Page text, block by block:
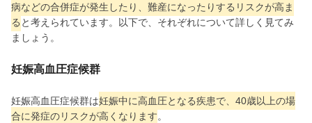
病などの合併症が発生したり、難産になったりするリスクが高ま
る と考えられています。以下で、それぞれについて詳しく見てみ
ましょう。
妊娠高血圧症候群
妊娠高血圧症候群は妊娠中に高血圧となる疾患で、40歳以上の場
合に発症のリスクが高くなります。